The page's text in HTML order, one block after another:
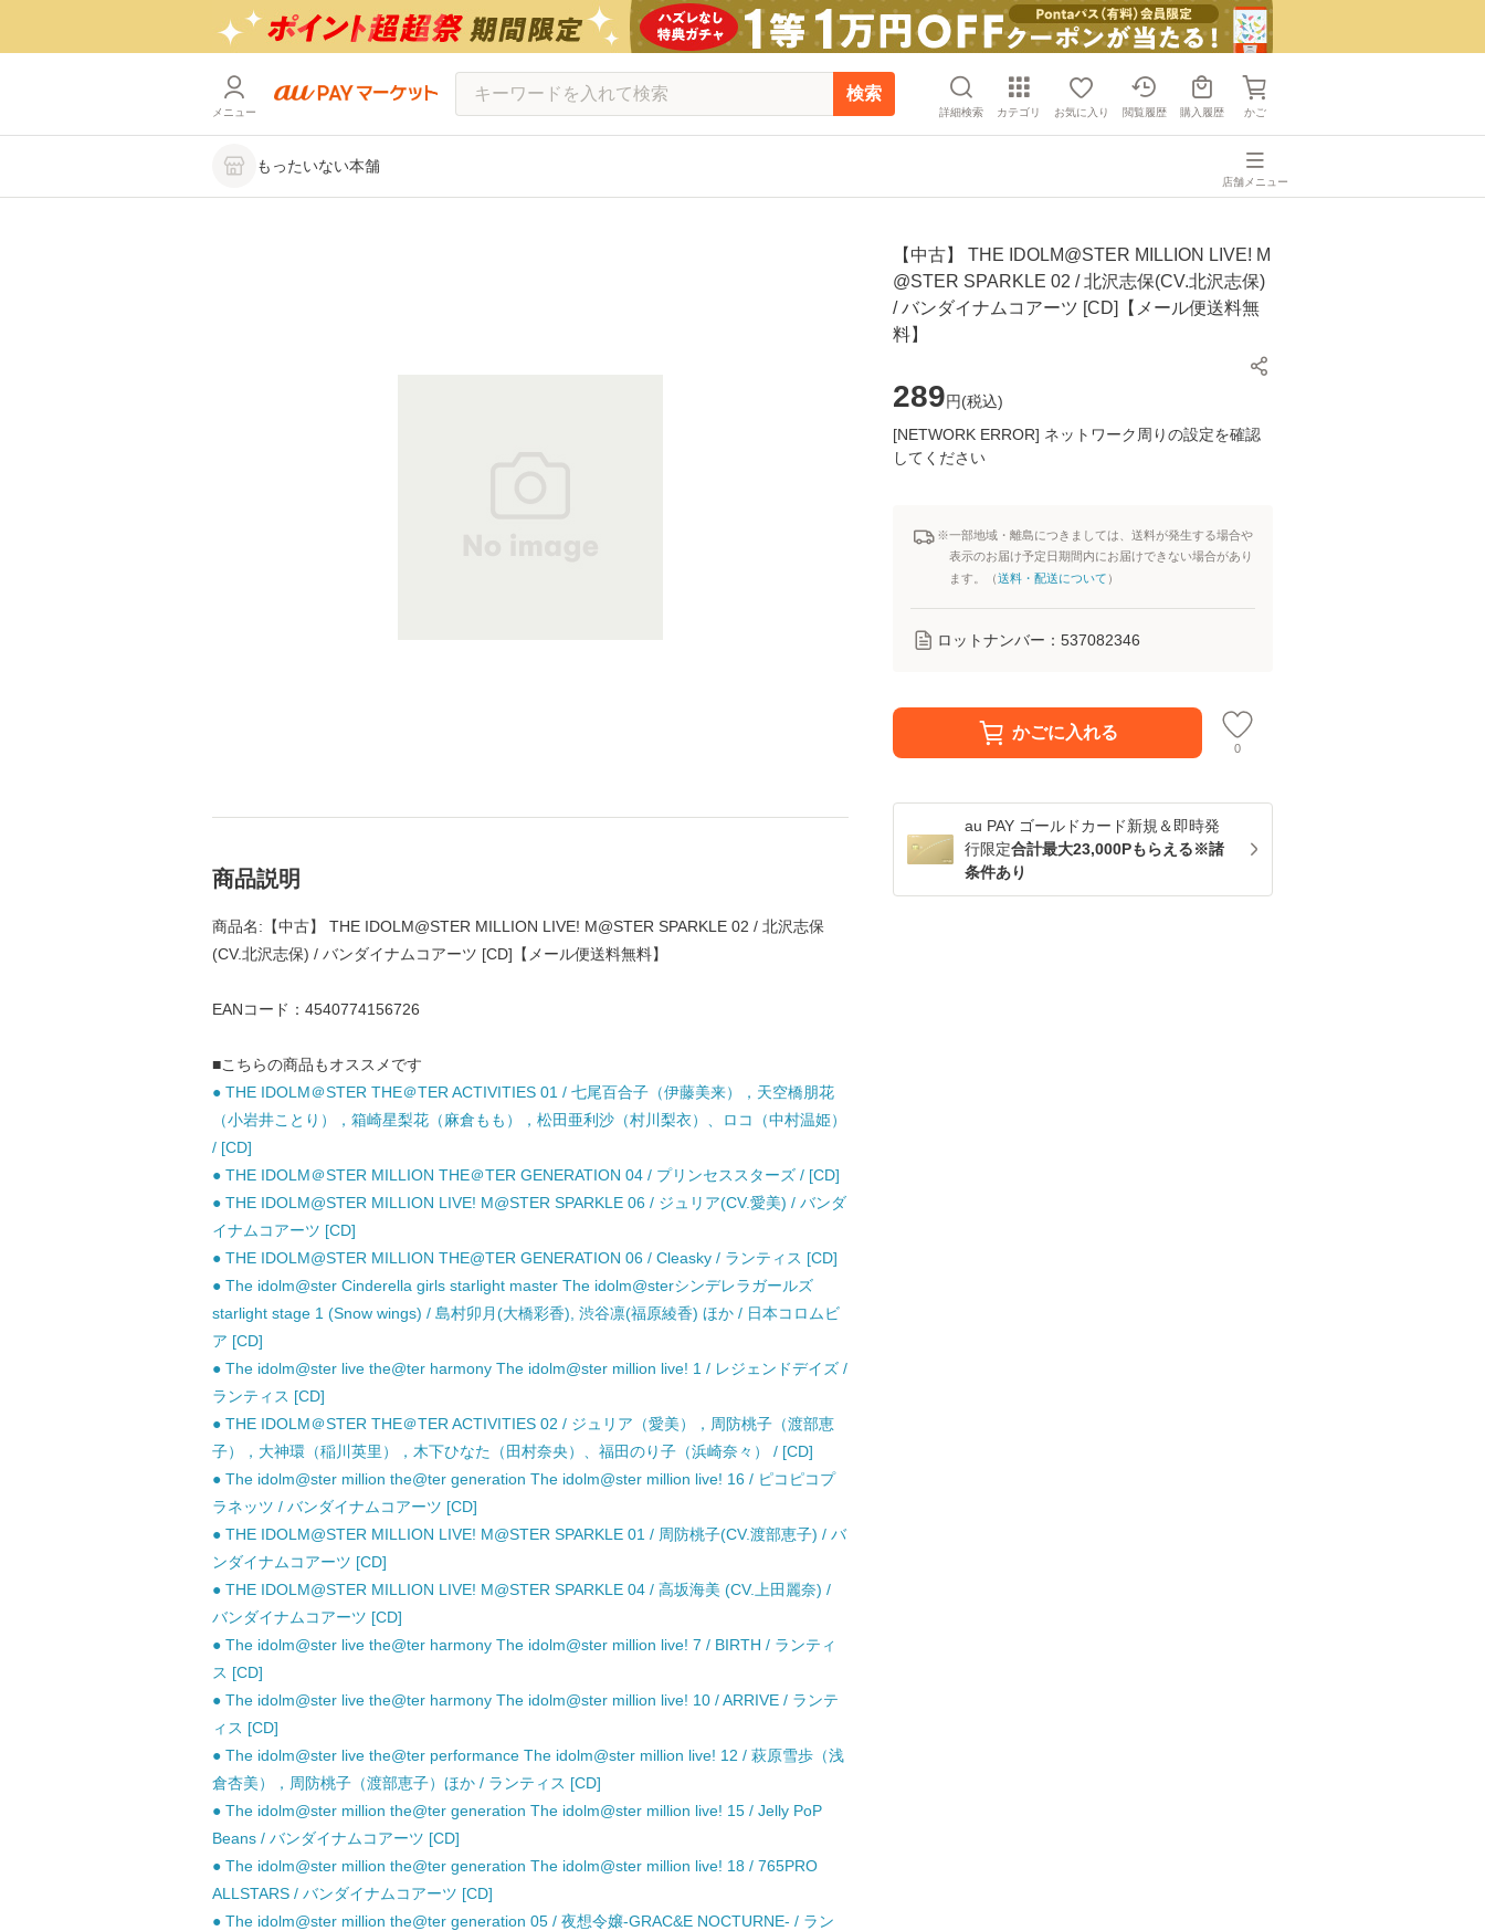
メニュー
検索
詳細検索 カテゴリ お気に入り 閲覧履歴 購入履歴 かご
もったいない本舗
店舗メニュー
【中古】 THE IDOLM@STER MILLION LIVE! M
@STER SPARKLE 02 / 北沢志保(CV.北沢志保)
/ バンダイナムコアーツ [CD]【メール便送料無
料】
289円(税込)
[NETWORK ERROR] ネットワーク周りの設定を確認
してください
※一部地域・離島につきましては、送料が発生する場合や
表示のお届け予定日期間内にお届けできない場合があり
ます。（送料・配送について ）
ロットナンバー： 537082346
かごに入れる
0
au PAY ゴールドカード新規＆即時発
行限定合計最大23,000Pもらえる※諸
条件あり
商品説明
商品名:【中古】 THE IDOLM@STER MILLION LIVE! M@STER SPARKLE 02 / 北沢志保
(CV.北沢志保) / バンダイナムコアーツ [CD]【メール便送料無料】
EANコード：4540774156726
■こちらの商品もオススメです
● THE IDOLM＠STER THE＠TER ACTIVITIES 01 / 七尾百合子（伊藤美来），天空橋朋花
（小岩井ことり），箱崎星梨花（麻倉もも），松田亜利沙（村川梨衣）、ロコ（中村温姫）
/ [CD]
● THE IDOLM＠STER MILLION THE＠TER GENERATION 04 / プリンセススターズ / [CD]
● THE IDOLM@STER MILLION LIVE! M@STER SPARKLE 06 / ジュリア(CV.愛美) / バンダ
イナムコアーツ [CD]
● THE IDOLM@STER MILLION THE@TER GENERATION 06 / Cleasky / ランティス [CD]
● The idolm@ster Cinderella girls starlight master The idolm@sterシンデレラガールズ
starlight stage 1 (Snow wings) / 島村卯月(大橋彩香), 渋谷凛(福原綾香) ほか / 日本コロムビ
ア [CD]
● The idolm@ster live the@ter harmony The idolm@ster million live! 1 / レジェンドデイズ /
ランティス [CD]
● THE IDOLM＠STER THE＠TER ACTIVITIES 02 / ジュリア（愛美），周防桃子（渡部恵
子），大神環（稲川英里），木下ひなた（田村奈央）、福田のり子（浜崎奈々） / [CD]
● The idolm@ster million the@ter generation The idolm@ster million live! 16 / ピコピコプ
ラネッツ / バンダイナムコアーツ [CD]
● THE IDOLM@STER MILLION LIVE! M@STER SPARKLE 01 / 周防桃子(CV.渡部恵子) / バ
ンダイナムコアーツ [CD]
● THE IDOLM@STER MILLION LIVE! M@STER SPARKLE 04 / 高坂海美 (CV.上田麗奈) /
バンダイナムコアーツ [CD]
● The idolm@ster live the@ter harmony The idolm@ster million live! 7 / BIRTH / ランティ
ス [CD]
● The idolm@ster live the@ter harmony The idolm@ster million live! 10 / ARRIVE / ランテ
ィス [CD]
● The idolm@ster live the@ter performance The idolm@ster million live! 12 / 萩原雪歩（浅
倉杏美），周防桃子（渡部恵子）ほか / ランティス [CD]
● The idolm@ster million the@ter generation The idolm@ster million live! 15 / Jelly PoP
Beans / バンダイナムコアーツ [CD]
● The idolm@ster million the@ter generation The idolm@ster million live! 18 / 765PRO
ALLSTARS / バンダイナムコアーツ [CD]
● The idolm@ster million the@ter generation 05 / 夜想令嬢-GRAC&E NOCTURNE- / ラン